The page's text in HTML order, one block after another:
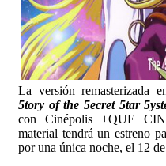
La versión remasterizada
5tory of the 5ecret 5tar
con Cinépolis +QUE
material tendrá un estreno
por una única noche, el 12